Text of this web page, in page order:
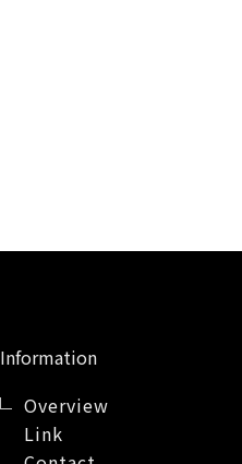
Information
Overview
Link